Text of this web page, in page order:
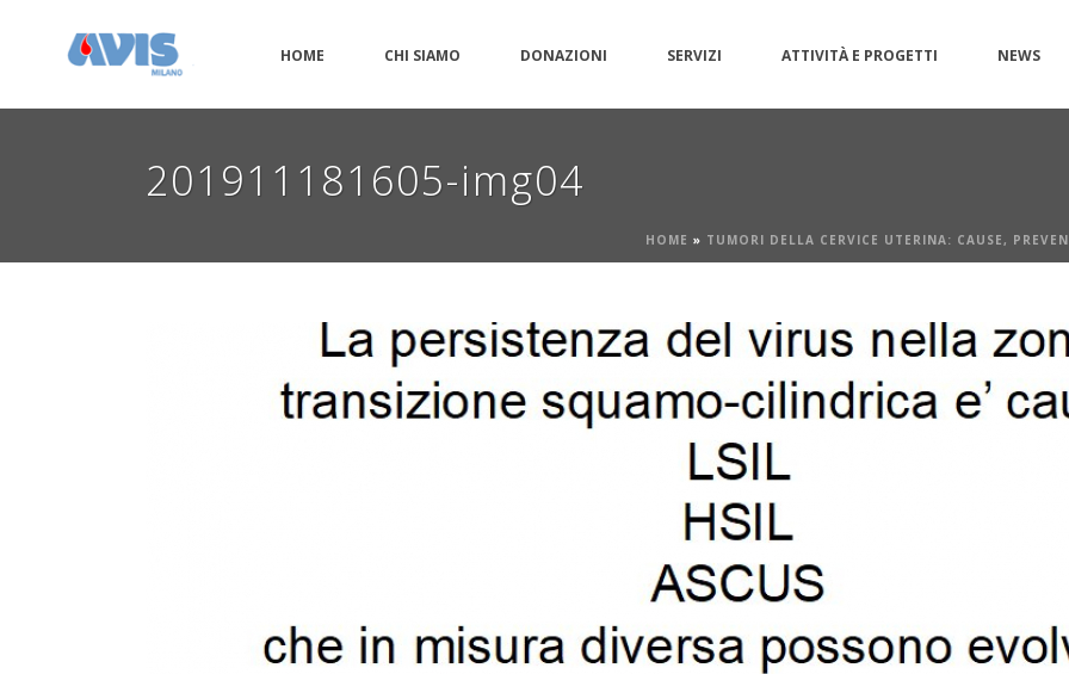
HOME CHI SIAMO DONAZIONI SERVIZI ATTIVITÀ E PROGETTI NEWS
201911181605-img04
HOME » TUMORI DELLA CERVICE UTERINA: CAUSE,